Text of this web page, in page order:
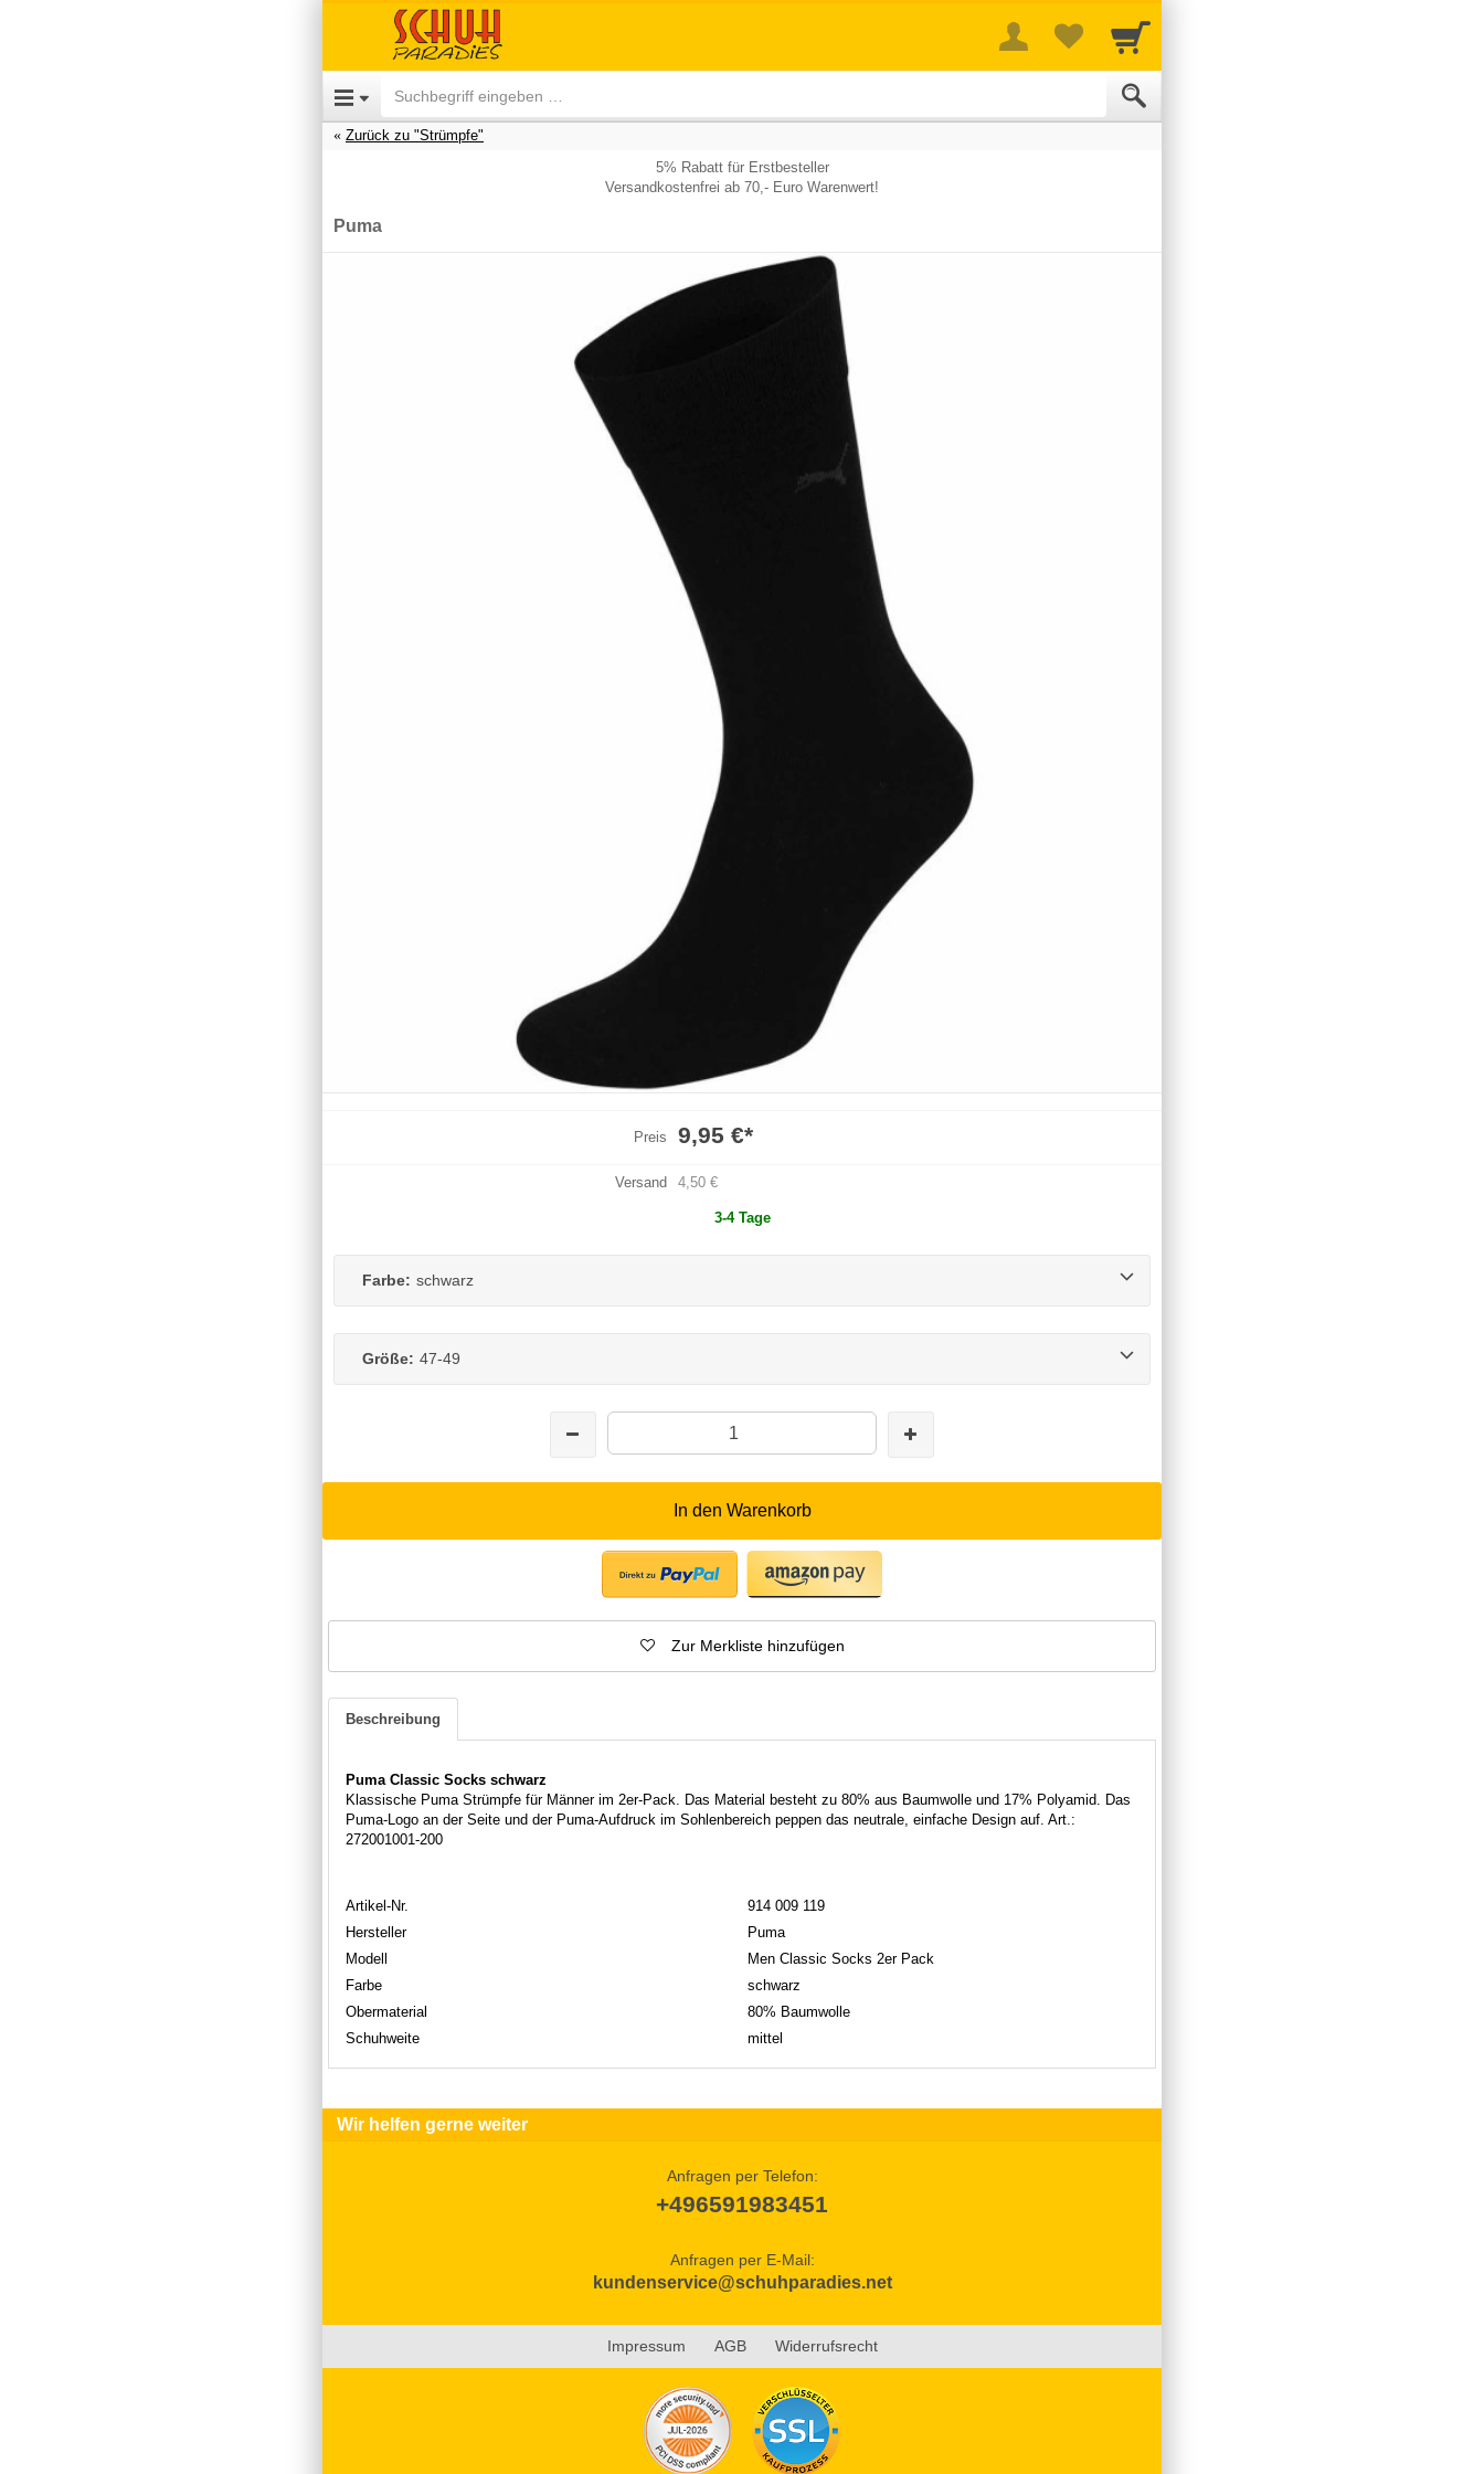
Zurück zu "Strümpfe"
5% Rabatt für Erstbesteller
Versandkostenfrei ab 70,- Euro Warenwert!
Puma
Preis 9,95 €*
Versand 4,50 €
3-4 Tage
Farbe: schwarz
Größe: 47-49
In den Warenkorb
Zur Merkliste hinzufügen
Beschreibung
Puma Classic Socks schwarz
Klassische Puma Strümpfe für Männer im 2er-Pack. Das Material besteht zu 80% aus Baumwolle und 17% Polyamid. Das
Puma-Logo an der Seite und der Puma-Aufdruck im Sohlenbereich peppen das neutrale, einfache Design auf. Art.:
272001001-200
Artikel-Nr.
914 009 119
Hersteller
Puma
Modell
Men Classic Socks 2er Pack
Farbe
schwarz
Obermaterial
80% Baumwolle
Schuhweite
mittel
Wir helfen gerne weiter
Anfragen per Telefon:
+496591983451
Anfragen per E-Mail:
kundenservice@schuhparadies.net
Impressum AGB Widerrufsrecht